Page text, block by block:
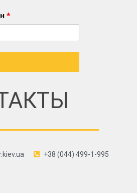
*
+38 (044) 499-1-995